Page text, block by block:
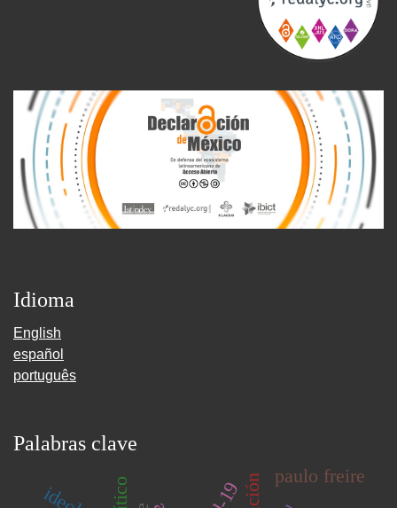
Idioma
English
español
português
Palabras clave
paulo freire